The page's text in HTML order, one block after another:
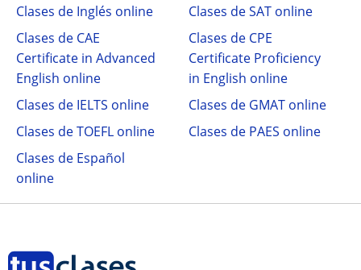
Clases de Inglés online
Clases de SAT online
Clases de CAE
Certificate in Advanced
English online
Clases de CPE
Certificate Proficiency
in English online
Clases de IELTS online
Clases de GMAT online
Clases de TOEFL online
Clases de PAES online
Clases de Español
online